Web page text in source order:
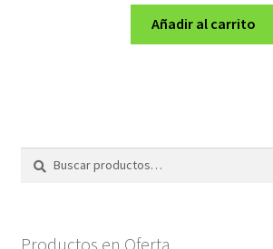
original
era:
actual
es:
Añadir al carrito
Buscar
Buscar
Productos en Oferta